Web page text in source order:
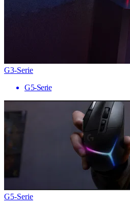
G3-Serie
G5-Serie
G5-Serie